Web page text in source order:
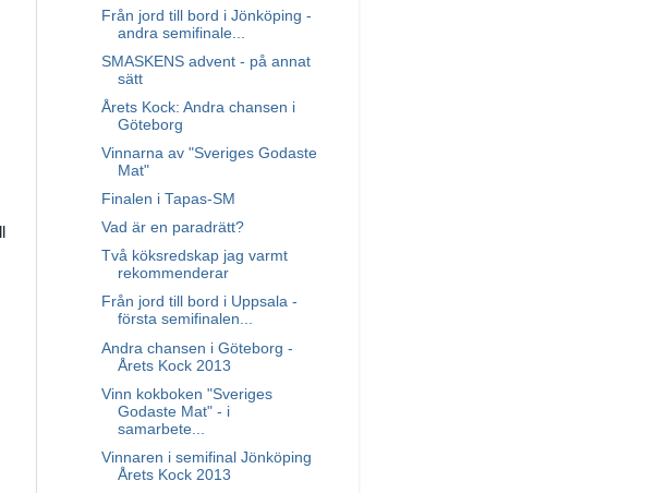
Från jord till bord i Jönköping -
andra semifinale...
SMASKENS advent - på annat
sätt
Årets Kock: Andra chansen i
Göteborg
Vinnarna av "Sveriges Godaste
Mat"
Finalen i Tapas-SM
Vad är en paradrätt?
Två köksredskap jag varmt
rekommenderar
Från jord till bord i Uppsala -
första semifinalen...
Andra chansen i Göteborg -
Årets Kock 2013
Vinn kokboken "Sveriges
Godaste Mat" - i
samarbete...
Vinnaren i semifinal Jönköping
Årets Kock 2013